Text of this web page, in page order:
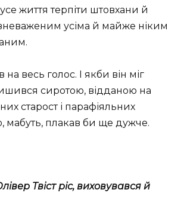
життя терпіти штовхани й
усіма й майже ніким
на весь голос. І якби він міг
сиротою, відданою на
старост і парафіяльних
мабуть, плакав би ще дужче.
Твіст ріс, виховувався й